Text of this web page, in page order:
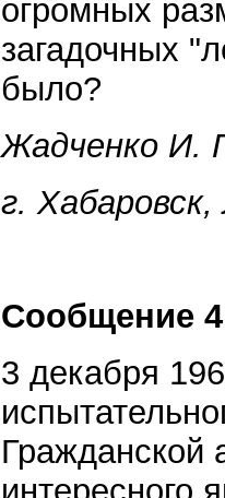
огромных
загадочных
было?
Жадченко И.
г.
Сообщение 4
3 декабря
Гражданской